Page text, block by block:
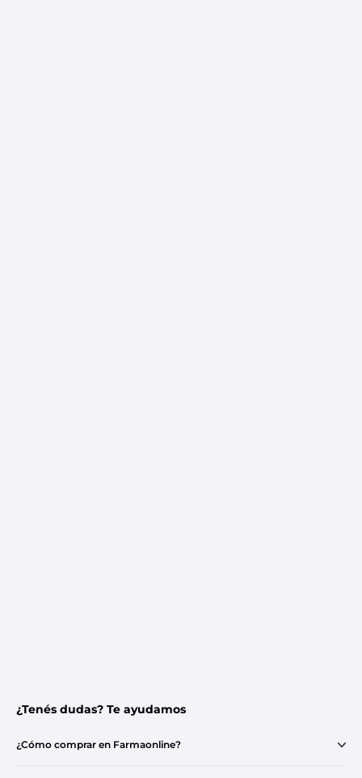
¿Tenés dudas? Te ayudamos
¿Cómo comprar en Farmaonline?